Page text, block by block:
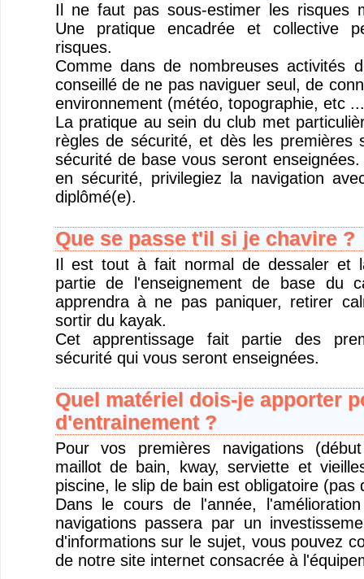
Il ne faut pas sous-estimer les risques
Une pratique encadrée et collective
risques.
Comme dans de nombreuses activités
conseillé de ne pas naviguer seul, de
environnement (météo, topographie, etc
La pratique au sein du club met
règles de sécurité, et dès les premières
sécurité de base vous seront
en sécurité, privilegiez la navigation
diplômé(e).
Que se passe t'il si je chavire ?
Il est tout à fait normal de dessaler et
partie de l'enseignement de base du
apprendra à ne pas paniquer, retirer
sortir du kayak.
Cet apprentissage fait partie des
sécurité qui vous seront enseignées.
Quel matériel dois-je apporter
d'entrainement ?
Pour vos premières navigations
maillot de bain, kway, serviette et
piscine, le slip de bain est obligatoire (pas
Dans le cours de l'année,
navigations passera par un
d'informations sur le sujet, vous pouvez
de notre site internet consacrée à